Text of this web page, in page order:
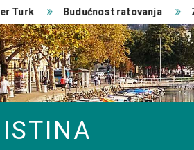
Budućnost ratovanja